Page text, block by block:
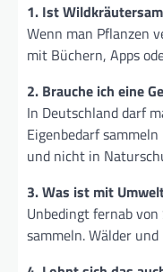
1. Ist
Wenn man Pflanzen
mit Büchern, Apps
2. Brauche ich eine
In Deutschland darf
Eigenbedarf
und nicht in
3. Was ist mit
Unbedingt fernab
sammeln. Wälder